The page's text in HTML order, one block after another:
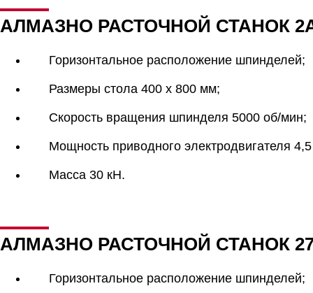
АЛМАЗНО РАСТОЧНОЙ СТАНОК
Горизонтальное расположение шпинделей;
Размеры стола 400 х 800 мм;
Скорость вращения шпинделя 5000 об/мин;
Мощность приводного электродвигателя 4,5
Масса 30 кН.
АЛМАЗНО РАСТОЧНОЙ СТАНОК
Горизонтальное расположение шпинделей;